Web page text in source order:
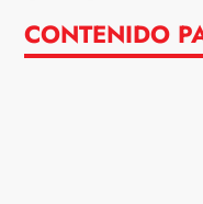
CONTENIDO